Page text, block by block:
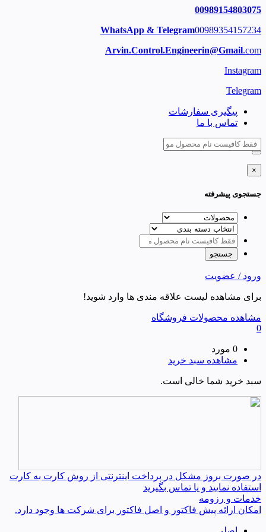
00989154803075
WhatsApp & Telegram00989354157234
Arvin.Control.Engineerin@Gmail.com
Instagram
Telegram
پیگیری سفارشات
تماس با ما
×
جستجوی پیشرفته
ورود / عضویت
برای مشاهده لیست علاقه مندی ها وارد شوید!
مشاهده محصولات فروشگاه
0
0 مورد
مشاهده سبد خرید
سبد خرید شما خالی است.
در صورت بروز مشکل در پرداخت اینترنتی از روش کارت به کارت
استفاده نمایید و یا تماس بگیرید
خدمات و رزومه
امکان ارائه پیش فاکتور و اصل فاکتور برای شرکت ها وجود دارد.